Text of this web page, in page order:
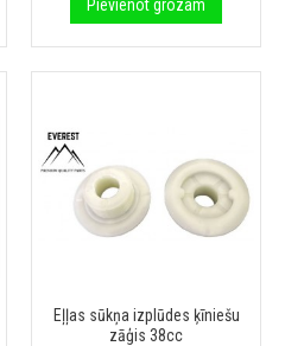
Pievienot grozam
Eļļas sūkņa izplūdes ķīniešu
zāģis 38cc